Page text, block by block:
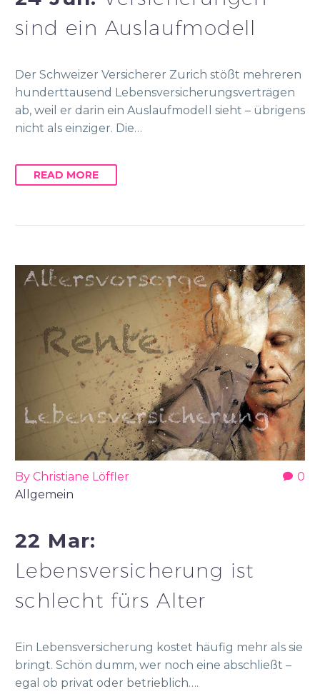
sind ein Auslaufmodell
Der Schweizer Versicherer Zurich stößt mehreren
hunderttausend Lebensversicherungsverträgen
ab, weil er darin ein Auslaufmodell sieht – übrigens
nicht als einziger. Die…
READ MORE
0
By Christiane Löffler
Allgemein
22 Mar:
Lebensversicherung ist
schlecht fürs Alter
Ein Lebensversicherung kostet häufig mehr als sie
bringt. Schön dumm, wer noch eine abschließt –
egal ob privat oder betrieblich….